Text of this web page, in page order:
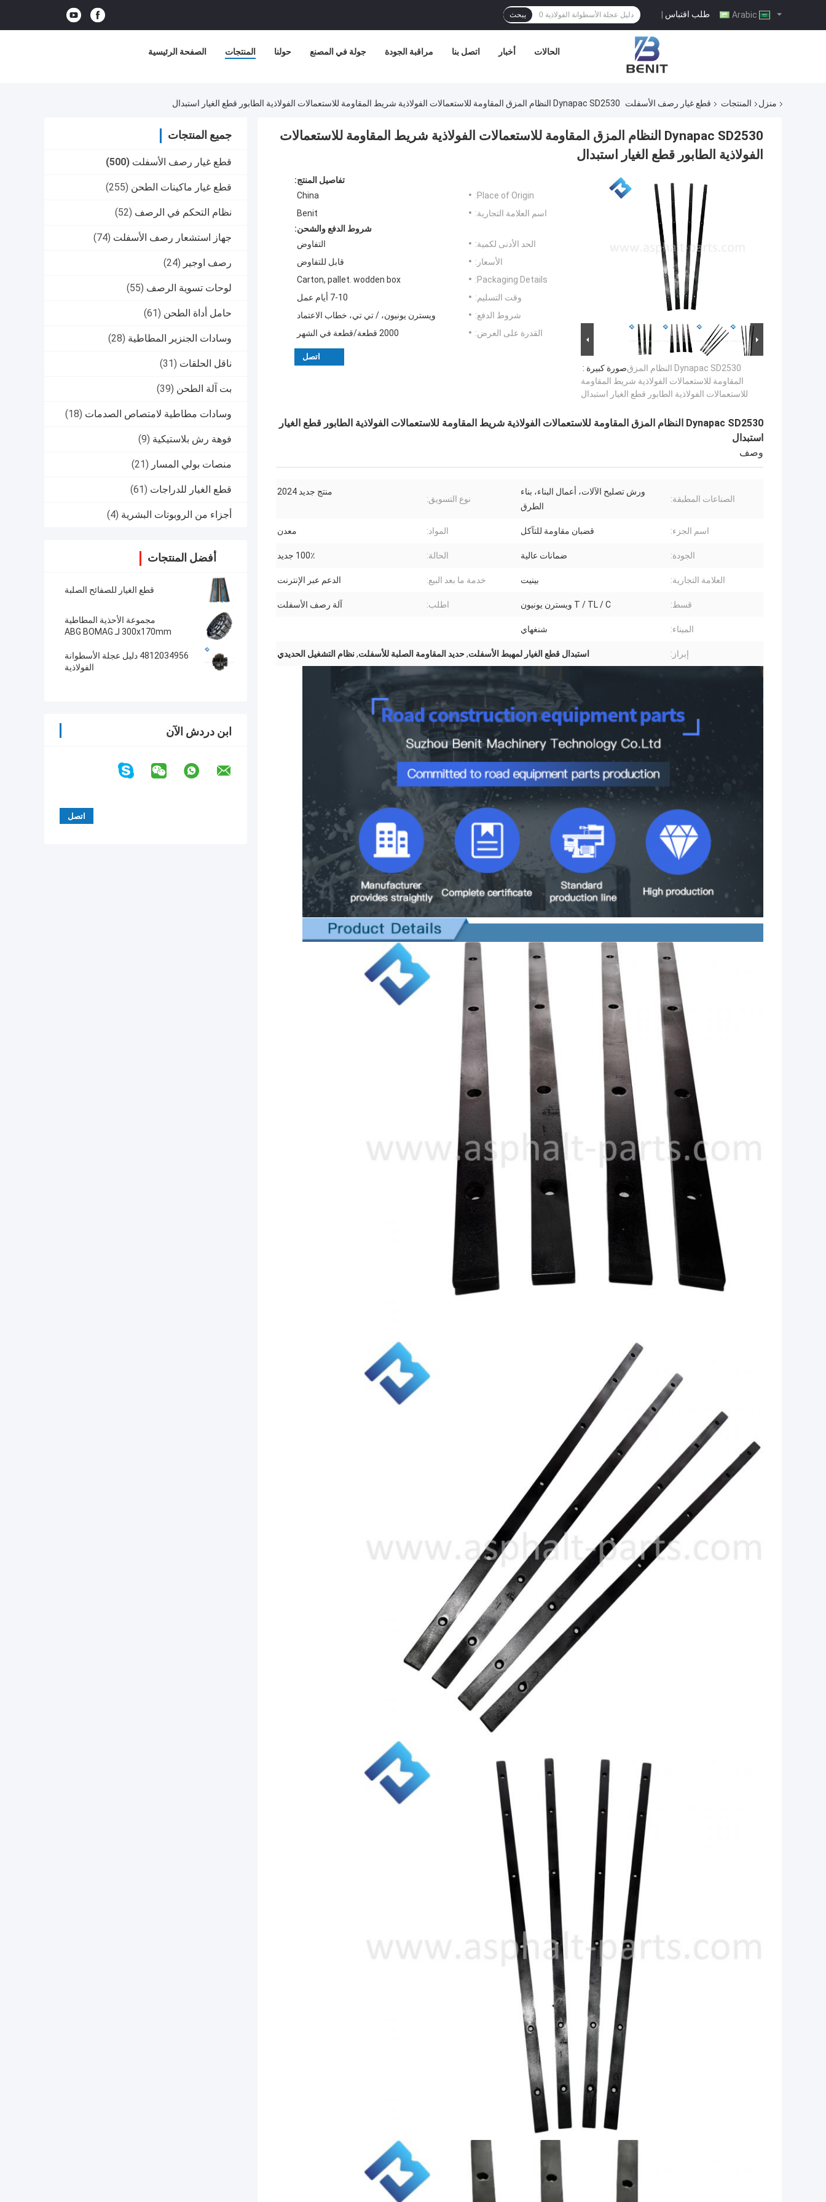
طلب اقتباس | يبحث
الصفحة الرئيسية المنتجات حولنا جولة في المصنع مراقبة الجودة اتصل بنا أخبار الحالات
منزل المنتجات قطع غيار رصف الأسفلت Dynapac SD2530 النظام المزق المقاومة للاستعمالات الفولاذية شريط المقاومة للاستعمالات الفولاذية الطابور قطع الغيار استبدال
جميع المنتجات
قطع غيار رصف الأسفلت (500)
قطع غيار ماكينات الطحن (255)
نظام التحكم في الرصف (52)
جهاز استشعار رصف الأسفلت (74)
رصف اوجير (24)
لوحات تسوية الرصف (55)
حامل أداة الطحن (61)
وسادات الجنزير المطاطية (28)
ناقل الحلقات (31)
بت آلة الطحن (39)
وسادات مطاطية لامتصاص الصدمات (18)
فوهة رش بلاستيكية (9)
منصات بولي المسار (21)
قطع الغيار للدراجات (61)
أجزاء من الروبوتات البشرية (4)
أفضل المنتجات
قطع الغيار للصفائح الصلبة
مجموعة الأحذية المطاطية
300x170mm لـ ABG BOMAG
4812034956 دليل عجلة الأسطوانة
الفولاذية
ابن دردش الآن
Dynapac SD2530 النظام المزق المقاومة للاستعمالات الفولاذية شريط المقاومة للاستعمالات
الفولاذية الطابور قطع الغيار استبدال
صورة كبيرة :Dynapac SD2530 النظام المزق
المقاومة للاستعمالات الفولاذية شريط المقاومة
للاستعمالات الفولاذية الطابور قطع الغيار استبدال
تفاصيل المنتج:
Place of Origin:
China
اسم العلامة التجارية:
Benit
شروط الدفع والشحن:
الحد الأدنى لكمية:
التفاوض
الأسعار:
قابل للتفاوض
Packaging Details:
Carton, pallet. wodden box
وقت التسليم:
7-10 أيام عمل
شروط الدفع:
ويسترن يونيون، / تي تي، خطاب الاعتماد
القدرة على العرض:
2000 قطعة/قطعة في الشهر
اتصل
Dynapac SD2530 النظام المزق المقاومة للاستعمالات الفولاذية شريط المقاومة للاستعمالات الفولاذية الطابور قطع الغيار
استبدال
وصف
الصناعات المطبقة:
ورش تصليح الآلات، أعمال البناء، بناء
الطرق
نوع التسويق:
منتج جديد 2024
اسم الجزء: قضبان مقاومة للتآكل المواد: معدن
الجودة: ضمانات عالية الحالة: 100٪ جديد
العلامة التجارية: بينيت خدمة ما بعد البيع: الدعم عبر الإنترنت
قسط: T / TL / C ويسترن يونيون اطلب: آلة رصف الأسفلت
الميناء: شنغهاي
إبراز: استبدال قطع الغيار لمهبط الأسفلت,حديد المقاومة الصلبة للأسفلت,نظام التشغيل الحديدي
شريط المقاومة للاستعمال من الفولاذ هو عنصر حاسم في استبدال قطع الغيار من طواحين الأسفلت، تم تصميمه خصيصا لتحسين متانة
وأداء نظام القماش.المعروفة بخصائصها المقاومة للارتداء، يلعب دوراً هاماً في حماية نظام القماش من الكشط والضرر.
مصنوع من مواد الصلب عالية الجودة، والعصا الصلب المقاومة للارتداء بمثابة حاجز قوي ضد القوى الهشاشة التي تواجه خلال عملية
الرصيف.يضمن استخدامه المتكرر مدة حياة أطول وقتاً أقل من التوقف عن العمل لمكواة الطوب، مما يجعلها حل فعال من حيث التكلفة
يتم تثبيتها داخل نظام القماش ، والعصا الصلب المقاومة للاستنزاف توفر تعزيز وحماية للمناطق المعرضة للاستنزاف والتلف.من خلال
مقاومة الاحتكاك المستمر والاتصال مع السطح المعبأ، فإنه يقلل من التآكل ويمدد طول العمر العام لنظام القماش.
شريط مقاومة التآكل من الصلب أمر ضروري للحفاظ على أداء مثالي لنظام القماش.خصائصها المقاومة للارتداء تمنع التدهور المبكر
وتضمن تسوية ثابتة ودقيقة لمادة الأسفلتمع الاستخدام المتكرر للشريط الصلب المقاوم للاستنزاف، يعمل أداة الرصيف بأمان وكفاءة.
أثناء استبدال قطع الغيار في أجزاء طابور الأسفلت ، فإن شريط مقاومة التآكل من الصلب هو عنصر حاسم. إن بنيته القوية وخصائصها
المقاومة للتآكل تقلل من تواتر الاستبدال ،تقليل تكاليف الصيانة والوقت المتوقفإن إدراج هذا المكون المتكرر يضمن الأداء المتسق
والموثوق به لنظام القماش.
التثبيت السليم والتفتيش المنتظم للشريط الصلب المقاوم للاستعمال أمر ضروري لفعاليته.أو عدم المواءمة ضرورية لتحديد أي مشاكل
على وجه السرعةاستبدال في الوقت المناسب أو تعديل شريط مقاومة الارتداء الفولاذي يضمن الحماية المستمرة ووظائف نظام
استبدال قطع الغيار يؤكد أهميتها في الحفاظ على كفاءة وإنتاجية الآلةمن خلال دمج شريط المقاومة للاستعمال من الصلب، يحتفظ صانع
باختصار ، فإن شريط مقاومة التآكل من الصلب هو عنصر حاسم في استبدال قطع الغيار لمهبط الأسفلت.خصائصها المقاومة للارتداء
والبناء القوي يحمي نظام القماش من الكشط والضررمع الاستخدام المتكرر، فإنه يضمن طول العمر والموثوقية من صانع الطوب
الأسفلت، وتقليل وقت التوقف وتكاليف الصيانة.شريط المقاومة للاستعمال الفولاذي هو عنصر أساسي للحفاظ على كفاءة وإنتاجية الآلة.